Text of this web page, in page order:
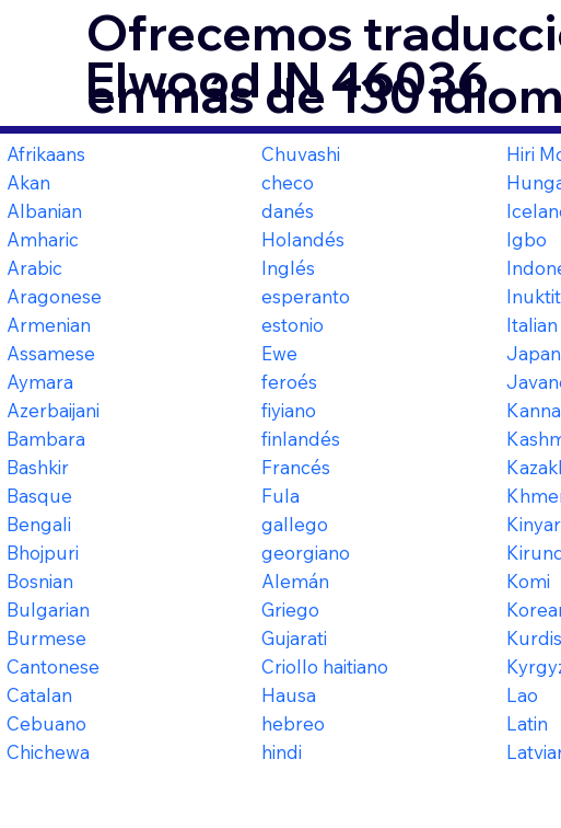
Ofrecemos
en más de 130
Elwood IN 46036
Afrikaans
Akan
Albanian
Amharic
Arabic
Aragonese
Armenian
Assamese
Aymara
Azerbaijani
Bambara
Bashkir
Basque
Bengali
Bhojpuri
Bosnian
Bulgarian
Burmese
Cantonese
Catalan
Cebuano
Chichewa
Chuvashi
checo
danés
Holandés
Inglés
esperanto
estonio
Ewe
feroés
fiyiano
finlandés
Francés
Fula
gallego
georgiano
Alemán
Griego
Gujarati
Criollo haitiano
Hausa
hebreo
hindi
Hiri
Igbo
Italian
Komi
Lao
Latin